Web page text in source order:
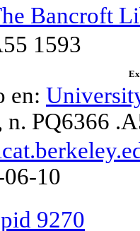
Bancroft
1593
en:
n. PQ6366
10
9270